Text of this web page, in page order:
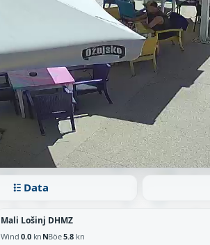
Data
Mali Lošinj DHMZ
Wind0.0 kn NBöe5.8 kn